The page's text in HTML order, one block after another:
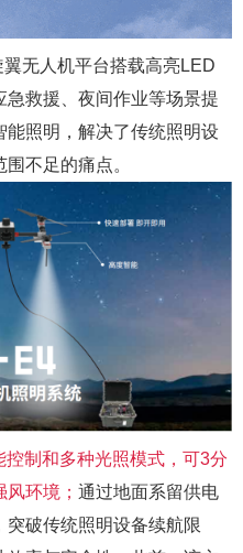
无人机平台搭载高亮LED
急救援、夜间作业等场景提
照明， 解决了传统照明设
不足的痛点。
控制和多种光照模式，可3分
风环境 ； 通过地面系留供电
破传统照明设备续航限